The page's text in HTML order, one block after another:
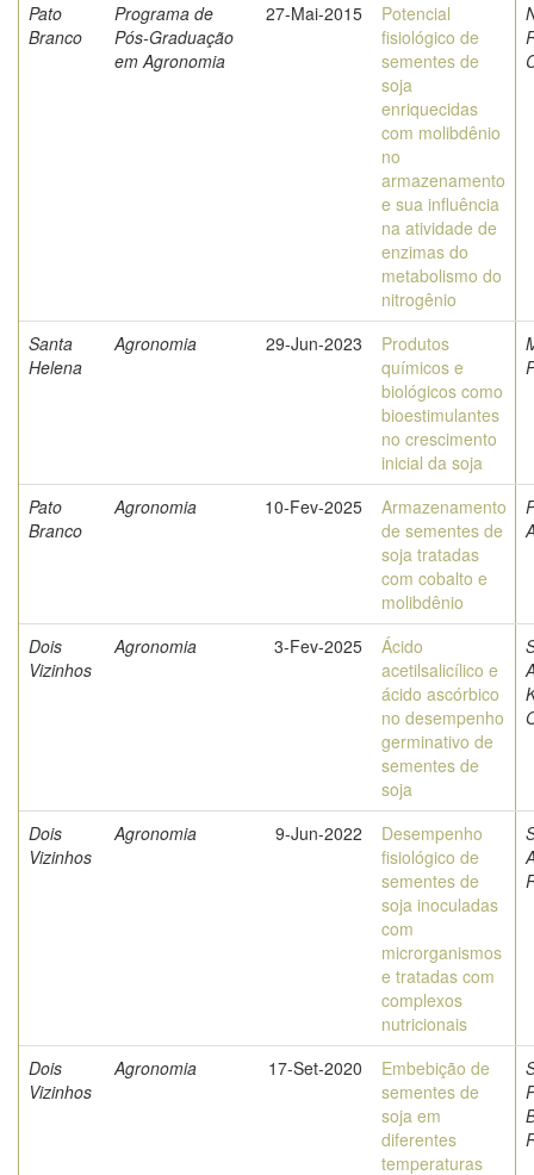
Pato
Branco
Programa de
Pós-Graduação
em Agronomia
27-Mai-2015
Potencial
fisiológico de
sementes de
soja
enriquecidas
com molibdênio
no
armazenamento
e sua influência
na atividade de
enzimas do
metabolismo do
nitrogênio
Santa
Helena
Agronomia 29-Jun-2023
Produtos
químicos e
biológicos como
bioestimulantes
no crescimento
inicial da soja
Pato
Branco
Agronomia 10-Fev-2025
Armazenamento
de sementes de
soja tratadas
com cobalto e
molibdênio
Dois
Vizinhos
Agronomia 3-Fev-2025
Ácido
acetilsalicílico e
ácido ascórbico
no desempenho
germinativo de
sementes de
soja
Dois
Vizinhos
Agronomia 9-Jun-2022
Desempenho
fisiológico de
sementes de
soja inoculadas
com
microrganismos
e tratadas com
complexos
nutricionais
Dois
Vizinhos
Agronomia 17-Set-2020
Embebição de
sementes de
soja em
diferentes
temperaturas